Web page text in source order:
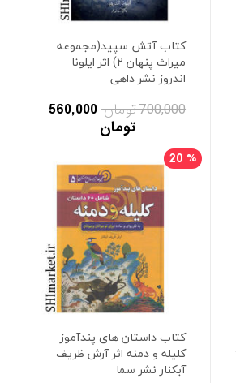
کتاب آتش سپید(مجموعه
میراث پنهان 2) اثر ایلونا
اندروز نشر داهی
700,000 تومان
560,000
تومان
کتاب داستان های پندآموز
کلیله و دمنه اثر آرش ظریف
آبکنار نشر سما
20 %